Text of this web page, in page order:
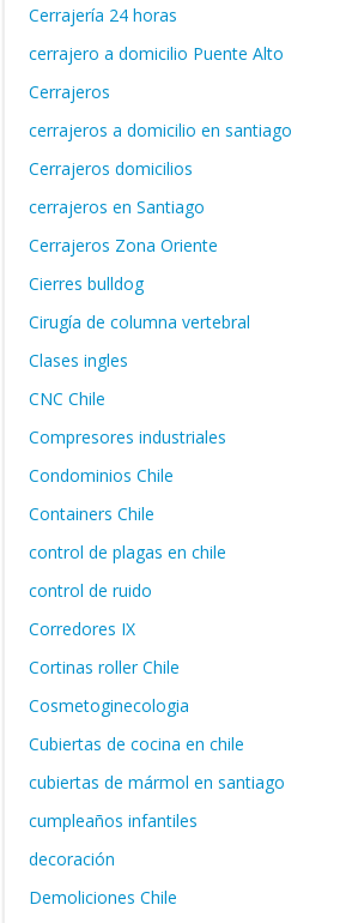
Cerrajería 24 horas
cerrajero a domicilio Puente Alto
Cerrajeros
cerrajeros a domicilio en santiago
Cerrajeros domicilios
cerrajeros en Santiago
Cerrajeros Zona Oriente
Cierres bulldog
Cirugía de columna vertebral
Clases ingles
CNC Chile
Compresores industriales
Condominios Chile
Containers Chile
control de plagas en chile
control de ruido
Corredores IX
Cortinas roller Chile
Cosmetoginecologia
Cubiertas de cocina en chile
cubiertas de mármol en santiago
cumpleaños infantiles
decoración
Demoliciones Chile